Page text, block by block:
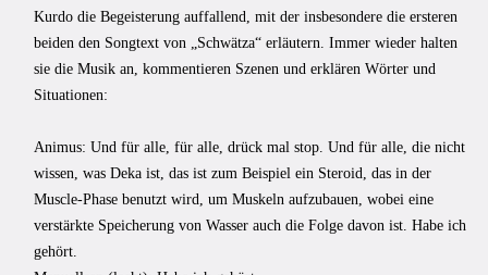
Kurdo die Begeisterung auffallend, mit der insbesondere die ersteren
beiden den Songtext von „Schwätza“ erläutern. Immer wieder halten
sie die Musik an, kommentieren Szenen und erklären Wörter und
Situationen:
Animus: Und für alle, für alle, drück mal stop. Und für alle, die nicht
wissen, was Deka ist, das ist zum Beispiel ein Steroid, das in der
Muscle-Phase benutzt wird, um Muskeln aufzubauen, wobei eine
verstärkte Speicherung von Wasser auch die Folge davon ist. Habe ich
gehört.